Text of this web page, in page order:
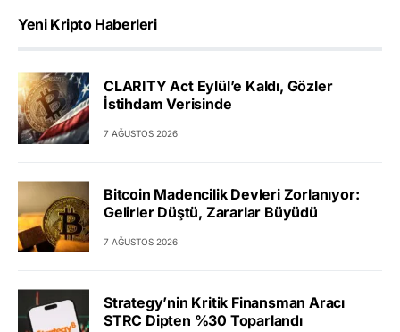
Yeni Kripto Haberleri
CLARITY Act Eylül’e Kaldı, Gözler
İstihdam Verisinde
7 AĞUSTOS 2026
Bitcoin Madencilik Devleri Zorlanıyor:
Gelirler Düştü, Zararlar Büyüdü
7 AĞUSTOS 2026
Strategy’nin Kritik Finansman Aracı
STRC Dipten %30 Toparlandı